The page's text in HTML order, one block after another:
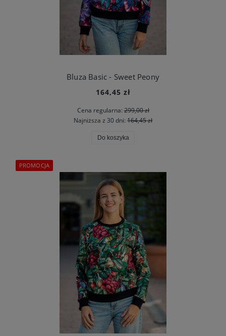
Bluza Basic - Sweet Peony
164,45 zł
Cena regularna:299,00 zł
Najniższa z 30 dni: 164,45 zł
Do koszyka
PROMOCJA